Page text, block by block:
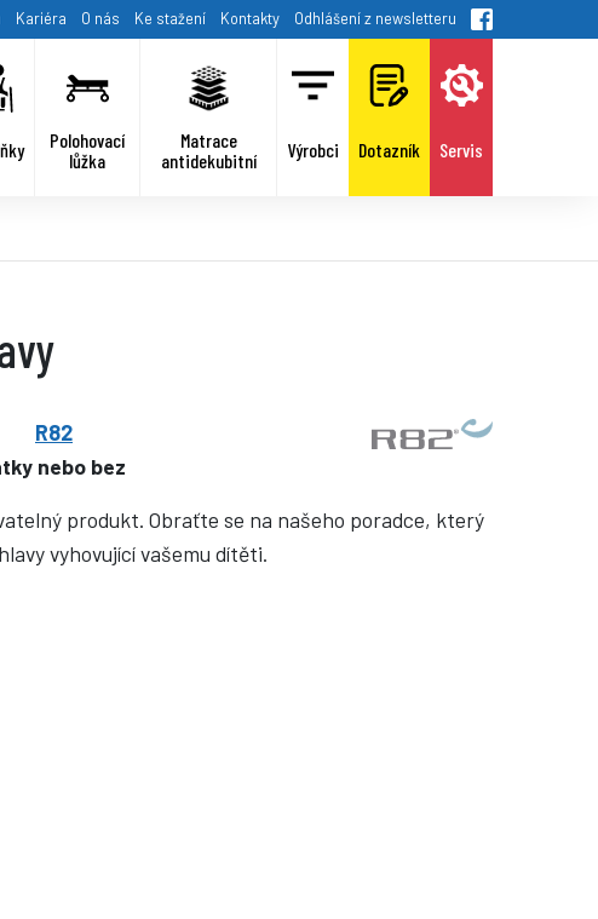
Kariéra O nás Ke stažení Kontakty Odhlášení z newsletteru
Polohovací
lůžka
Matrace
antidekubitní
Výrobci Dotazník Servis
R82
nebo bez
produkt. Obraťte se na našeho poradce, který
vyhovující vašemu dítěti.